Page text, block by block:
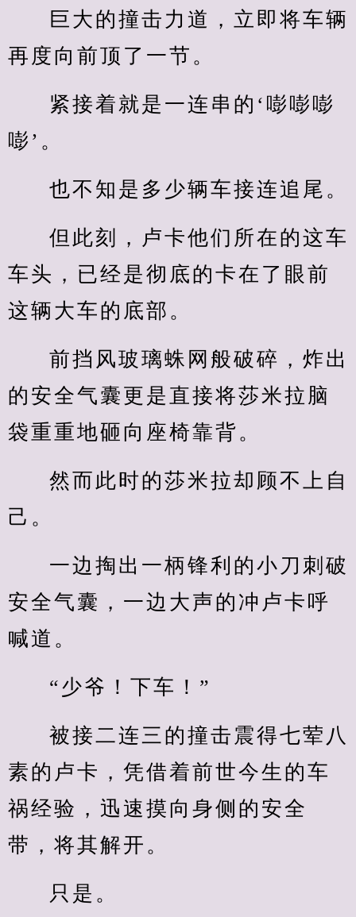
巨大的撞击力道，立即将车辆
再度向前顶了一节。
紧接着就是一连串的‘嘭嘭嘭
嘭’。
也不知是多少辆车接连追尾。
但此刻，卢卡他们所在的这车
车头，已经是彻底的卡在了眼前
这辆大车的底部。
前挡风玻璃蛛网般破碎，炸出
的安全气囊更是直接将莎米拉脑
袋重重地砸向座椅靠背。
然而此时的莎米拉却顾不上自
己。
一边掏出一柄锋利的小刀刺破
安全气囊，一边大声的冲卢卡呼
喊道。
“少爷！下车！”
被接二连三的撞击震得七荤八
素的卢卡，凭借着前世今生的车
祸经验，迅速摸向身侧的安全
带，将其解开。
只是。